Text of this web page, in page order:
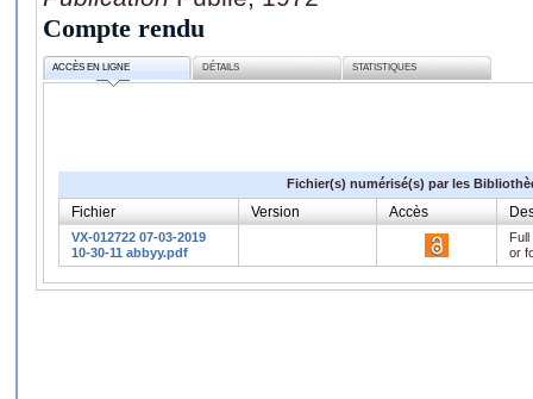
Compte rendu
ACCÈS EN LIGNE DÉTAILS STATISTIQUES
Fichier(s) numérisé(s) par les
Fichier Version Accès
VX-012722 07-03-2019
10-30-11 abbyy.pdf
or